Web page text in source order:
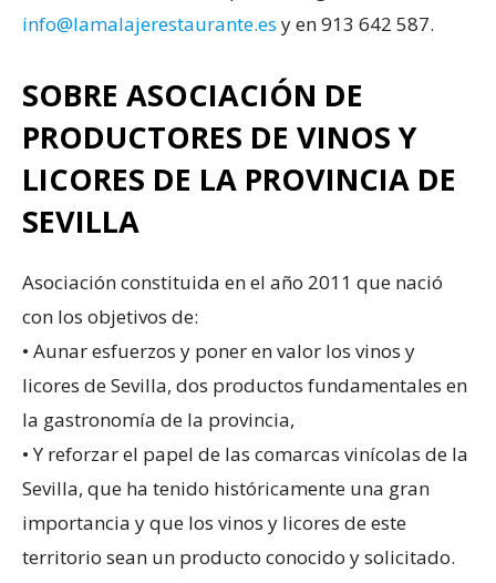
info@lamalajerestaurante.es y en 913 642 587.
SOBRE ASOCIACIÓN DE
PRODUCTORES DE VINOS Y
LICORES DE LA PROVINCIA DE
SEVILLA
Asociación constituida en el año 2011 que nació
con los objetivos de:
• Aunar esfuerzos y poner en valor los vinos y
licores de Sevilla, dos productos fundamentales en
la gastronomía de la provincia,
• Y reforzar el papel de las comarcas vinícolas de la
Sevilla, que ha tenido históricamente una gran
importancia y que los vinos y licores de este
territorio sean un producto conocido y solicitado.